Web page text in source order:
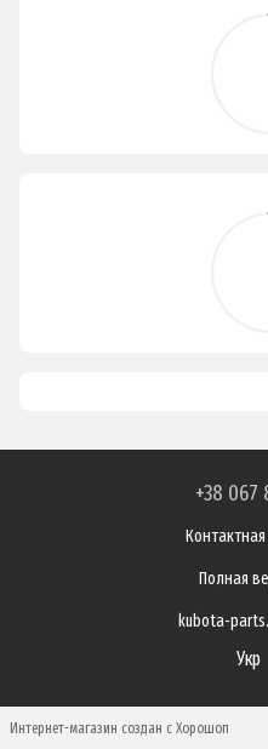
+38 067
Полная
kubota-
Укр
Интернет-магазин создан с Хорошоп